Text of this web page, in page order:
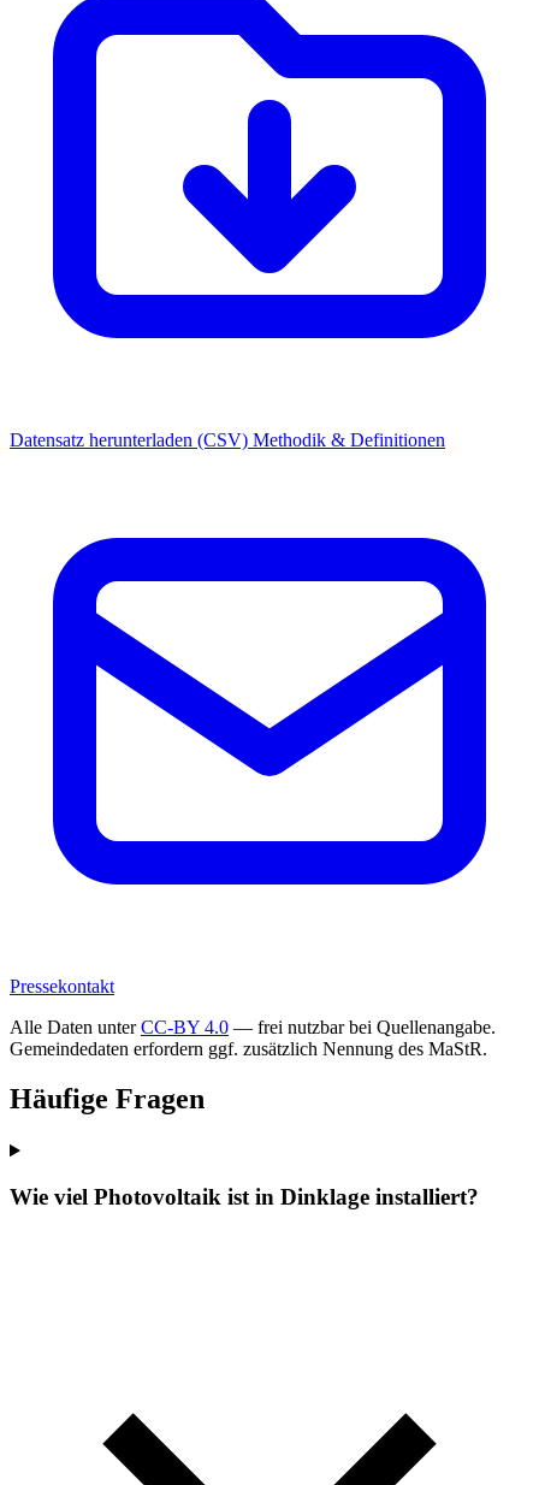
Datensatz herunterladen (CSV) Methodik & Definitionen
Pressekontakt
Alle Daten unterCC-BY 4.0 — frei nutzbar bei Quellenangabe.
Gemeindedaten erfordern ggf. zusätzlich Nennung des MaStR.
Häufige Fragen
Wie viel Photovoltaik ist in Dinklage installiert?